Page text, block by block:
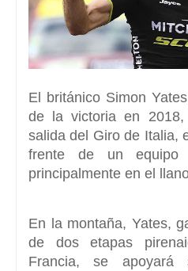
El británico Simon
de la victoria en
salida del Giro de Italia,
frente de un equipo
principalmente en el
En la montaña, Yates,
de dos etapas
Francia, se